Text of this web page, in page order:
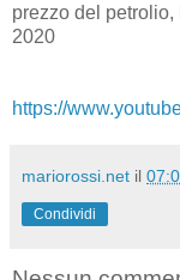
prezzo del
2020
https://
mariorossi.net il
Condividi